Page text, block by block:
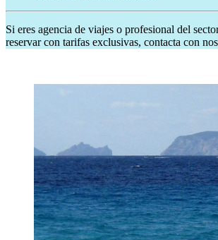
Si eres agencia de viajes o profesional del
reservar con tarifas exclusivas, contacta con